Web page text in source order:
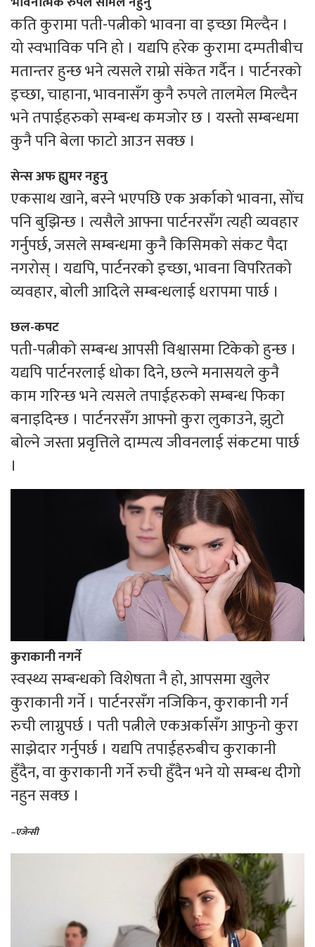
कति कुरामा पती-पत्नीको भावना वा इच्छा मिल्दैन ।
यो स्वभाविक पनि हो । यद्यपि हरेक कुरामा दम्पतीबीच
मतान्तर हुन्छ भने त्यसले राम्रो संकेत गर्दैन । पार्टनरको
इच्छा, चाहाना, भावनासँग कुनै रुपले तालमेल मिल्दैन
भने तपाईहरुको सम्बन्ध कमजोर छ । यस्तो सम्बन्धमा
कुनै पनि बेला फाटो आउन सक्छ ।
सेन्स अफ ह्युमर नहुनु
एकसाथ खाने, बस्ने भएपछि एक अर्काको भावना, सोंच
पनि बुझिन्छ । त्यसैले आफ्ना पार्टनरसँग त्यही व्यवहार
गर्नुपर्छ, जसले सम्बन्धमा कुनै किसिमको संकट पैदा
नगरोस् । यद्यपि, पार्टनरको इच्छा, भावना विपरितको
व्यवहार, बोली आदिले सम्बन्धलाई धरापमा पार्छ ।
छल-कपट
पती-पत्नीको सम्बन्ध आपसी विश्वासमा टिकेको हुन्छ ।
यद्यपि पार्टनरलाई धोका दिने, छल्ने मनासयले कुनै
काम गरिन्छ भने त्यसले तपाईहरुको सम्बन्ध फिका
बनाइदिन्छ । पार्टनरसँग आफ्नो कुरा लुकाउने, झुटो
बोल्ने जस्ता प्रवृत्तिले दाम्पत्य जीवनलाई संकटमा पार्छ
।
कुराकानी नगर्ने
स्वस्थ्य सम्बन्धको विशेषता नै हो, आपसमा खुलेर
कुराकानी गर्ने । पार्टनरसँग नजिकिन, कुराकानी गर्न
रुची लाग्नुपर्छ । पती पत्नीले एकअर्कासँग आफुनो कुरा
साझेदार गर्नुपर्छ । यद्यपि तपाईहरुबीच कुराकानी
हुँदैन, वा कुराकानी गर्ने रुची हुँदैन भने यो सम्बन्ध दीगो
नहुन सक्छ ।
–एजेन्सी